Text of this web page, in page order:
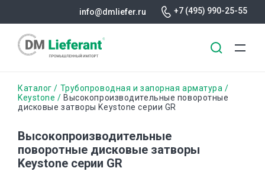
основному
info@dmliefer.ru +7 (495) 990-25-55
Строка
навигации
Каталог
Трубопроводная и запорная арматура
Keystone
Высокопроизводительные поворотные
дисковые затворы Keystone серии GR
Высокопроизводительные
поворотные дисковые затворы
Keystone серии GR